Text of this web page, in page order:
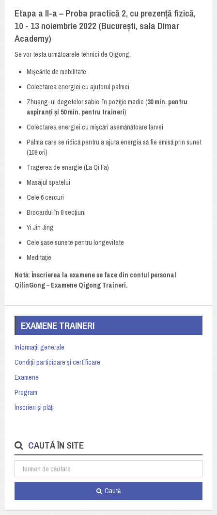
Etapa a II-a – Proba practică 2, cu prezență fizică,
10 - 13 noiembrie 2022 (București, sala Dimar
Academy)
Se vor testa următoarele tehnici de Qigong:
Mişcările de mobilitate
Colectarea energiei cu ajutorul palmei
Zhuang-ul degetelor sabie, în poziţie medie (30 min. pentru
aspiranți și 50 min. pentru traineri)
Colectarea energiei cu mişcări asemănătoare larvei
Palma care se ridică pentru a ajuta energia să fie emisă prin sunet
(108 ori)
Tragerea de energie (La Qi Fa)
Masajul spatelui
Cele 6 cercuri
Brocardul în 8 secţiuni
Yi Jin Jing
Cele șase sunete pentru longevitate
Meditaţie
Notă: Înscrierea la examene se face din contul personal
QilinGong – Examene Qigong Traineri.
EXAMENE TRAINERI
Informații generale
Condiții participare și certificare
Examene
Program
Înscrieri și plăți
CAUTĂ ÎN SITE
Caută